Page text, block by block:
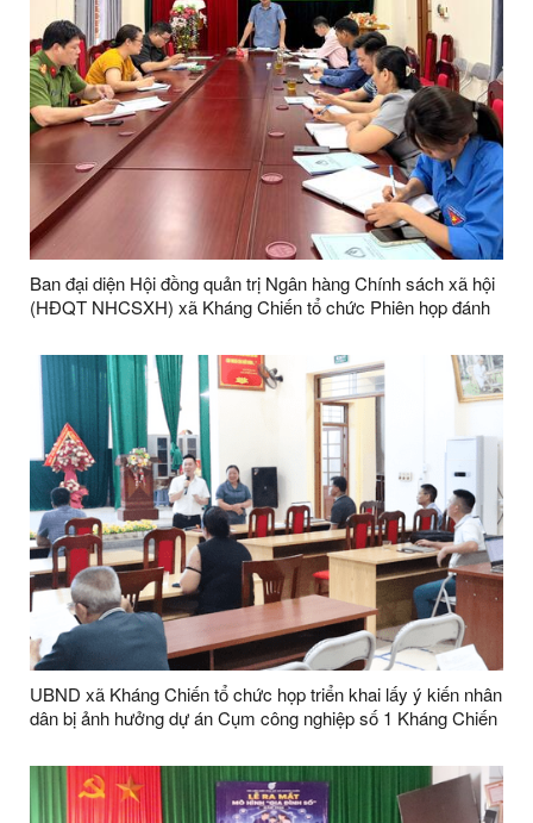
Ban đại diện Hội đồng quản trị Ngân hàng Chính sách xã hội
(HĐQT NHCSXH) xã Kháng Chiến tổ chức Phiên họp đánh
năm 2026.
UBND xã Kháng Chiến tổ chức họp triển khai lấy ý kiến nhân
dân bị ảnh hưởng dự án Cụm công nghiệp số 1 Kháng Chiến